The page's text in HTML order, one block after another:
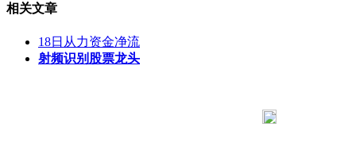
相关文章
18日从力资金净流
射频识别股票龙头